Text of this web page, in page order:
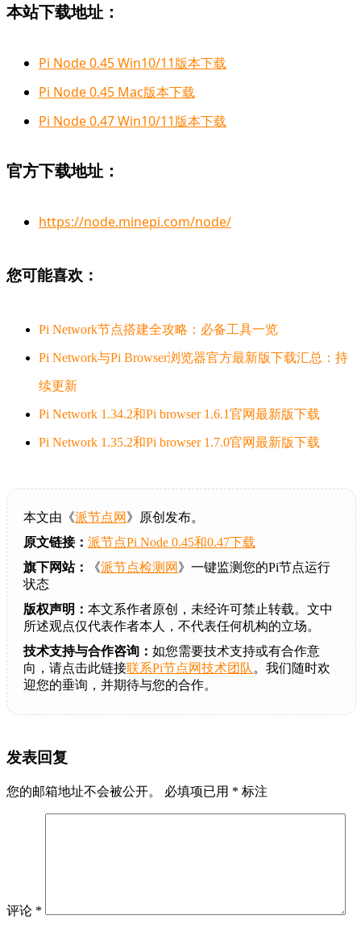
本站下载地址：
Pi Node 0.45 Win10/11版本下载
Pi Node 0.45 Mac版本下载
Pi Node 0.47 Win10/11版本下载
官方下载地址：
https://node.minepi.com/node/
您可能喜欢：
Pi Network节点搭建全攻略：必备工具一览
Pi Network与Pi Browser浏览器官方最新版下载汇总：持
续更新
Pi Network 1.34.2和Pi browser 1.6.1官网最新版下载
Pi Network 1.35.2和Pi browser 1.7.0官网最新版下载
本文由《派节点网 》原创发布。
原文链接： 派节点Pi Node 0.45和0.47下载
旗下网站：
《派节点检测网 》一键监测您的Pi节点运行
状态
版权声明： 本文系作者原创，未经许可禁止转载。文中
所述观点仅代表作者本人，不代表任何机构的立场。
技术支持与合作咨询： 如您需要技术支持或有合作意
向，请点击此链接联系Pi节点网技术团队 。我们随时欢
迎您的垂询，并期待与您的合作。
发表回复
您的邮箱地址不会被公开。 必填项已用 * 标注
评论 *